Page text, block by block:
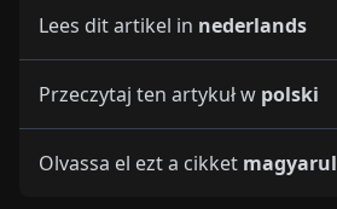
Lees dit artikel in nederlands
Przeczytaj ten artykuł w polski
Olvassa el ezt a cikket magyarul